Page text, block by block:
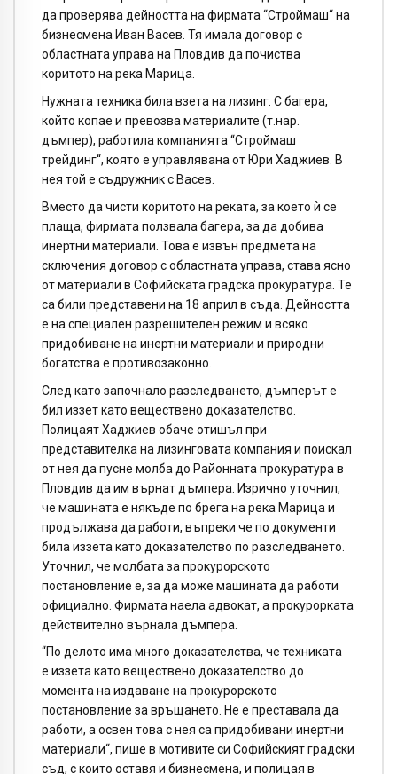
да проверява дейността на фирмата “Строймаш“ на
бизнесмена Иван Васев. Тя имала договор с
областната управа на Пловдив да почиства
коритото на река Марица.
Нужната техника била взета на лизинг. С багера,
който копае и превозва материалите (т.нар.
дъмпер), работила компанията “Строймаш
трейдинг“, която е управлявана от Юри Хаджиев. В
нея той е съдружник с Васев.
Вместо да чисти коритото на реката, за което ѝ се
плаща, фирмата ползвала багера, за да добива
инертни материали. Това е извън предмета на
сключения договор с областната управа, става ясно
от материали в Софийската градска прокуратура. Те
са били представени на 18 април в съда. Дейността
е на специален разрешителен режим и всяко
придобиване на инертни материали и природни
богатства е противозаконно.
След като започнало разследването, дъмперът е
бил иззет като веществено доказателство.
Полицаят Хаджиев обаче отишъл при
представителка на лизинговата компания и поискал
от нея да пусне молба до Районната прокуратура в
Пловдив да им върнат дъмпера. Изрично уточнил,
че машината е някъде по брега на река Марица и
продължава да работи, въпреки че по документи
била иззета като доказателство по разследването.
Уточнил, че молбата за прокурорското
постановление е, за да може машината да работи
официално. Фирмата наела адвокат, а прокурорката
действително върнала дъмпера.
“По делото има много доказателства, че техниката
е иззета като веществено доказателство до
момента на издаване на прокурорското
постановление за връщането. Не е преставала да
работи, а освен това с нея са придобивани инертни
материали“, пише в мотивите си Софийският градски
съд, с които оставя и бизнесмена, и полицая в